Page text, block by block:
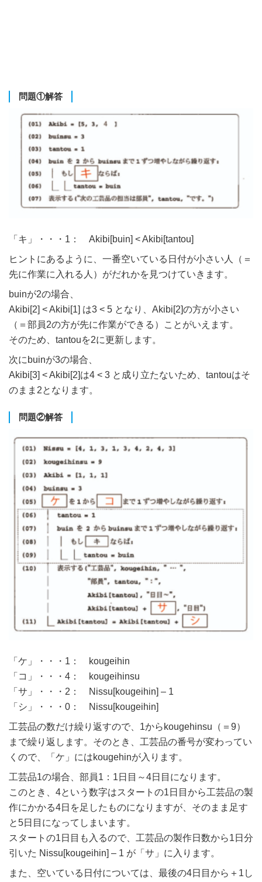
問題①解答
「キ」・・・1： Akibi[buin] < Akibi[tantou]
ヒントにあるように、一番空いている日付が小さい人（＝
先に作業に入れる人）がだれかを見つけていきます。
buinが2の場合、
Akibi[2] < Akibi[1] は3 < 5 となり、Akibi[2]の方が小さい
（＝部員2の方が先に作業ができる）ことがいえます。
そのため、tantouを2に更新します。
次にbuinが3の場合、
Akibi[3] < Akibi[2]は4 < 3 と成り立たないため、tantouはそ
のまま2となります。
問題②解答
「ケ」・・・1： kougeihin
「コ」・・・4： kougeihinsu
「サ」・・・2： Nissu[kougeihin] – 1
「シ」・・・0： Nissu[kougeihin]
工芸品の数だけ繰り返すので、1からkougehinsu（＝9）
まで繰り返します。そのとき、工芸品の番号が変わってい
くので、「ケ」にはkougehinが入ります。
工芸品1の場合、部員1：1日目～4日目になります。
このとき、4という数字はスタートの1日目から工芸品の製
作にかかる4日を足したものになりますが、そのまま足す
と5日目になってしまいます。
スタートの1日目も入るので、工芸品の製作日数から1日分
引いた Nissu[kougeihin] – 1 が「サ」に入ります。
また、空いている日付については、最後の4日目から＋1し